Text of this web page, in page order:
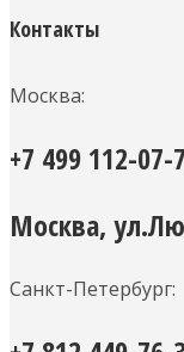
Контакты
Москва:
+7 499 112-07-
Москва,
Санкт-Петербург: